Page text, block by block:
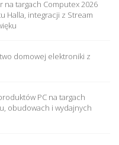
na targach Computex 2026
Halla, integracji z Stream
domowej elektroniki z
PC na targach
obudowach i wydajnych